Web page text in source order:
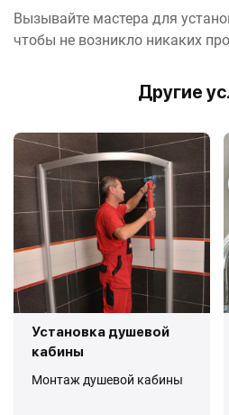
Вызывайте мастера для
чтобы не возникло никаких
Другие
Установка душевой
кабины
Монтаж душевой кабины